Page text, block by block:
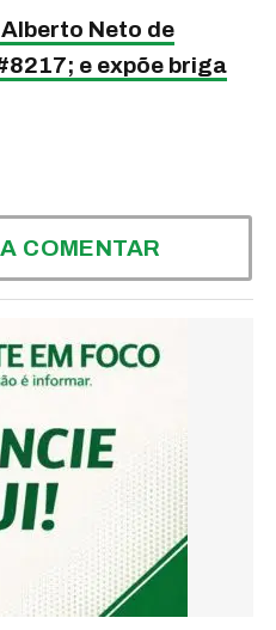
Neto de
e expõe briga
COMENTAR